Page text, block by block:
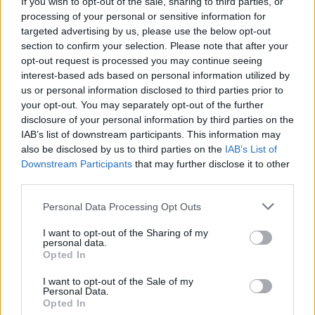
processing of your personal or sensitive information for
targeted advertising by us, please use the below opt-out
section to confirm your selection. Please note that after your
opt-out request is processed you may continue seeing
interest-based ads based on personal information utilized by
us or personal information disclosed to third parties prior to
your opt-out. You may separately opt-out of the further
disclosure of your personal information by third parties on the
IAB’s list of downstream participants. This information may
also be disclosed by us to third parties on the IAB’s List of
Downstream Participants that may further disclose it to other
Please note that this website/app uses one or more Google
not limited to your visit or usage behaviour. You may click to
grant or deny consent to Google and its third-party tags to
use your data for below specified purposes in below Google
consent section.
Personal Data Processing Opt Outs
I want to opt-out of the Sharing of my
personal data.
Opted In
I want to opt-out of the Sale of my
Personal Data.
Opted In
játékrészlegén belül.
Különösen kellemetlen helyzet ez a Microsoft számára
annak fényében, hogy az elmúlt években
rekordösszegeket költött felvásárlásokra. A vállalat
2021-ben 7,5 milliárd dollárért szerezte meg a ZeniMax
Mediát, majd 2023-ban 68,7 milliárd dollárért
felvásárolta az Activision Blizzardot is. Az akkori
stratégia célja az volt, hogy az Xbox tartalomkínálata
jelentősen megerősödjön, a mostani hírek azonban arra
utalnak, hogy a befektetések nem hozták meg a remélt
eredményeket.
Iparági források szerint a Microsoft a jövőben sokkal
inkább a legnagyobb franchise-okra koncentrálhat. A
Halo, a The Elder Scrolls és más kiemelt márkák
várhatóan elsőbbséget élveznek majd a kisebb,
kísérletezőbb projektekhez képest. Ez magyarázatot